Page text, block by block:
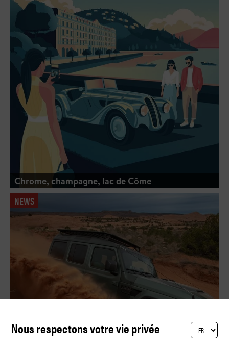
Chrome, champagne, lac de Côme
NEWS
Nous respectons votre vie privée